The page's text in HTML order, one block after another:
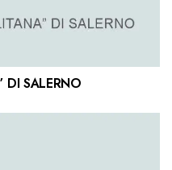
DI SALERNO